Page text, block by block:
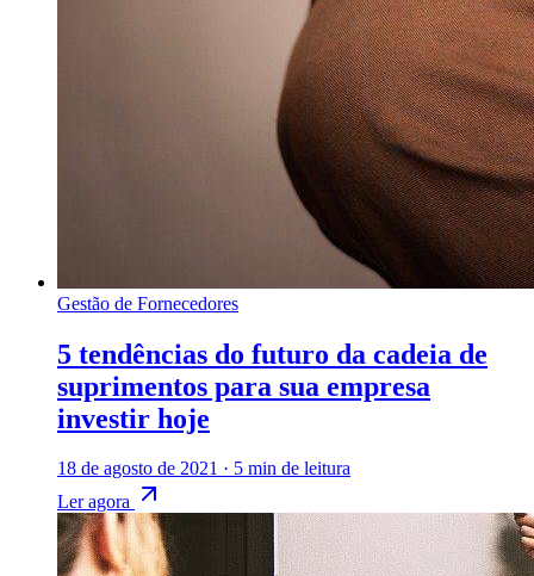
Gestão de Fornecedores
5 tendências do futuro da cadeia de
suprimentos para sua empresa
investir hoje
18 de agosto de 2021 · 5 min de leitura
Ler agora